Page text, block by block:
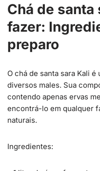
Chá de santa
fazer:
preparo
O chá de santa sara Kali
diversos males. Sua
contendo apenas ervas
encontrá-lo em qualquer
naturais.
Ingredientes: